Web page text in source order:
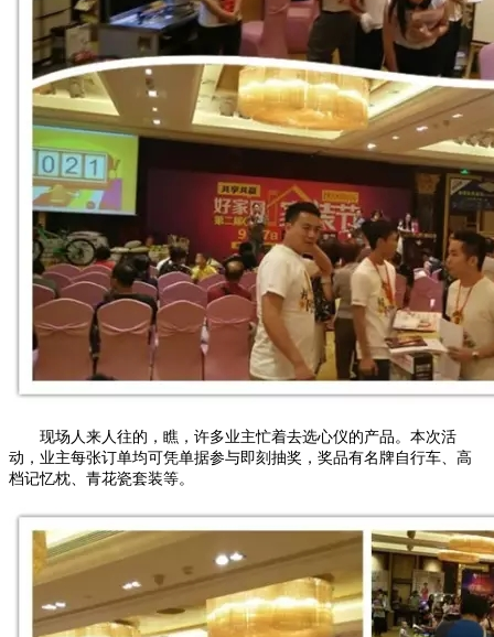
现场人来人往的，瞧，许多业主忙着去选心仪的产品。本次活
动，业主每张订单均可凭单据参与即刻抽奖，奖品有名牌自行车、高
档记忆枕、青花瓷套装等。